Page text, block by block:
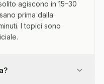
agiscono in 15–30
prima dalla
I topici sono